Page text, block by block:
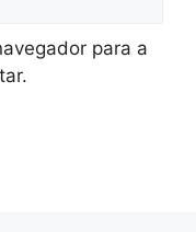
para a